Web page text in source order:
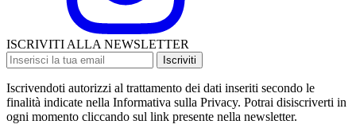
ISCRIVITI ALLA NEWSLETTER
Iscriviti
Iscrivendoti autorizzi al trattamento dei dati inseriti secondo le
finalità indicate nella Informativa sulla Privacy. Potrai disiscriverti in
ogni momento cliccando sul link presente nella newsletter.